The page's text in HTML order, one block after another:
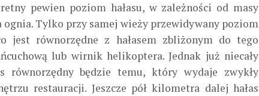
pewien poziom hałasu, w zależności od masy
ognia. Tylko przy samej wieży przewidywany poziom
jest równorzędne z hałasem zbliżonym do tego
lub wirnik helikoptera. Jednak już niecały
równorzędny będzie temu, który wydaje zwykły
restauracji. Jeszcze pół kilometra dalej hałas